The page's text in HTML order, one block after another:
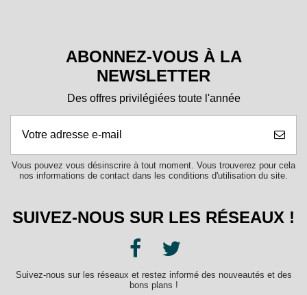
ABONNEZ-VOUS À LA
NEWSLETTER
Des offres privilégiées toute l'année
Vous pouvez vous désinscrire à tout moment. Vous trouverez pour cela
nos informations de contact dans les conditions d'utilisation du site.
SUIVEZ-NOUS SUR LES RÉSEAUX !
Suivez-nous sur les réseaux et restez informé des nouveautés et des
bons plans !